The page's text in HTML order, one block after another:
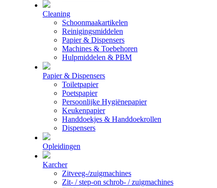
Cleaning
Schoonmaakartikelen
Reinigingsmiddelen
Papier & Dispensers
Machines & Toebehoren
Hulpmiddelen & PBM
Papier & Dispensers
Toiletpapier
Poetspapier
Persoonlijke Hygiënepapier
Keukenpapier
Handdoekjes & Handdoekrollen
Dispensers
Opleidingen
Karcher
Zitveeg-/zuigmachines
Zit- / step-on schrob- / zuigmachines